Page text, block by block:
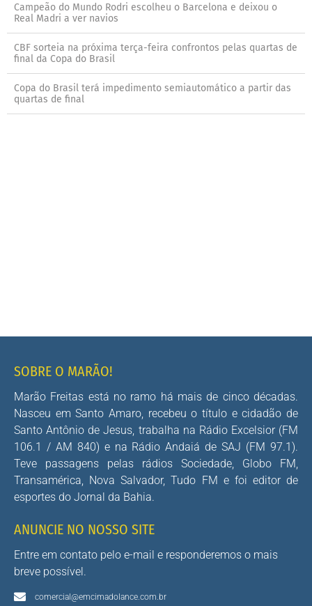
Campeão do Mundo Rodri escolheu o Barcelona e deixou o
Real Madri a ver navios
CBF sorteia na próxima terça-feira confrontos pelas quartas de
final da Copa do Brasil
Copa do Brasil terá impedimento semiautomático a partir das
quartas de final
SOBRE O MARÃO!
Marão Freitas está no ramo há mais de cinco décadas.
Nasceu em Santo Amaro, recebeu o título e cidadão de
Santo Antônio de Jesus, trabalha na Rádio Excelsior (FM
106.1 / AM 840) e na Rádio Andaiá de SAJ (FM 97.1).
Teve passagens pelas rádios Sociedade, Globo FM,
Transamérica, Nova Salvador, Tudo FM e foi editor de
esportes do Jornal da Bahia.
ANUNCIE NO NOSSO SITE
Entre em contato pelo e-mail e responderemos o mais
breve possível.
comercial@emcimadolance.com.br